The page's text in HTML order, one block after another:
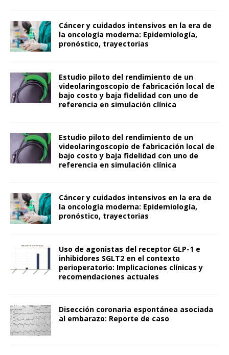
Cáncer y cuidados intensivos en la era de
la oncología moderna: Epidemiología,
pronóstico, trayectorias
Estudio piloto del rendimiento de un
videolaringoscopio de fabricación local de
bajo costo y baja fidelidad con uno de
referencia en simulación clínica
Estudio piloto del rendimiento de un
videolaringoscopio de fabricación local de
bajo costo y baja fidelidad con uno de
referencia en simulación clínica
Cáncer y cuidados intensivos en la era de
la oncología moderna: Epidemiología,
pronóstico, trayectorias
Uso de agonistas del receptor GLP-1 e
inhibidores SGLT2 en el contexto
perioperatorio: Implicaciones clínicas y
recomendaciones actuales
Disección coronaria espontánea asociada
al embarazo: Reporte de caso